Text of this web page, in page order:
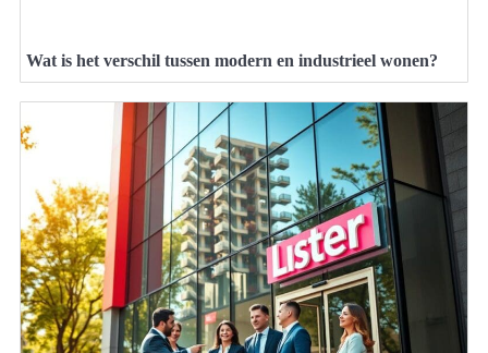
Wat is het verschil tussen modern en industrieel wonen?